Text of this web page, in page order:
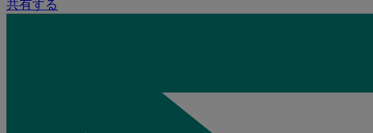
共有する